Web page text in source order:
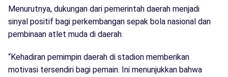
Menurutnya, dukungan dari pemerintah daerah menjadi
sinyal positif bagi perkembangan sepak bola nasional dan
pembinaan atlet muda di daerah.
“Kehadiran pemimpin daerah di stadion memberikan
motivasi tersendiri bagi pemain. Ini menunjukkan bahwa